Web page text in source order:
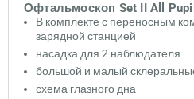
Офтальмоскоп Set II All
В комплекте с переносным
зарядной станцией
насадка для 2 наблюдателя
большой и малый
схема глазного дна